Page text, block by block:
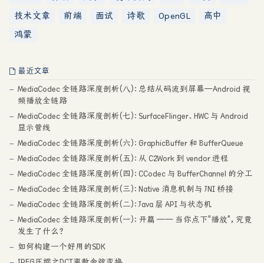
技术文章
前端 面试 诗歌 OpenGL
高中
鸿蒙
最近文章
MediaCodec 全链路深度剖析(八)：总结从码流到屏幕—Android 视
频播放全链路
MediaCodec 全链路深度剖析(七)：SurfaceFlinger、HWC 与 Android
显示管线
MediaCodec 全链路深度剖析(六)：GraphicBuffer 和 BufferQueue
MediaCodec 全链路深度剖析(五)：从 C2Work 到 vendor 进程
MediaCodec 全链路深度剖析(四)：CCodec 与 BufferChannel 的分工
MediaCodec 全链路深度剖析(三)：Native 消息机制与 JNI 桥接
MediaCodec 全链路深度剖析(二)：Java 层 API 与状态机
MediaCodec 全链路深度剖析(一)：开篇 —— 当你点下"播放"，究竟
发生了什么？
如何构建一个好用的SDK